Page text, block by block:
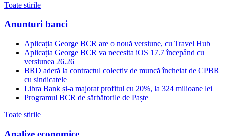
Toate stirile
Anunturi banci
Aplicația George BCR are o nouă versiune, cu Travel Hub
Aplicația George BCR va necesita iOS 17.7 începând cu
versiunea 26.26
BRD aderă la contractul colectiv de muncă încheiat de CPBR
cu sindicatele
Libra Bank și-a majorat profitul cu 20%, la 324 milioane lei
Programul BCR de sărbătorile de Paște
Toate stirile